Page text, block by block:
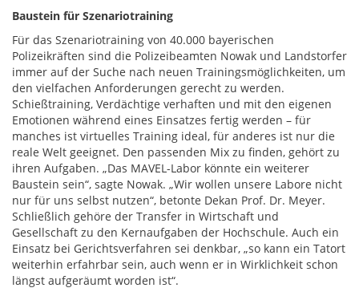
Baustein für Szenariotraining
Für das Szenariotraining von 40.000 bayerischen
Polizeikräften sind die Polizeibeamten Nowak und Landstorfer
immer auf der Suche nach neuen Trainingsmöglichkeiten, um
den vielfachen Anforderungen gerecht zu werden.
Schießtraining, Verdächtige verhaften und mit den eigenen
Emotionen während eines Einsatzes fertig werden – für
manches ist virtuelles Training ideal, für anderes ist nur die
reale Welt geeignet. Den passenden Mix zu finden, gehört zu
ihren Aufgaben. „Das MAVEL-Labor könnte ein weiterer
Baustein sein“, sagte Nowak. „Wir wollen unsere Labore nicht
nur für uns selbst nutzen“, betonte Dekan Prof. Dr. Meyer.
Schließlich gehöre der Transfer in Wirtschaft und
Gesellschaft zu den Kernaufgaben der Hochschule. Auch ein
Einsatz bei Gerichtsverfahren sei denkbar, „so kann ein Tatort
weiterhin erfahrbar sein, auch wenn er in Wirklichkeit schon
längst aufgeräumt worden ist“.